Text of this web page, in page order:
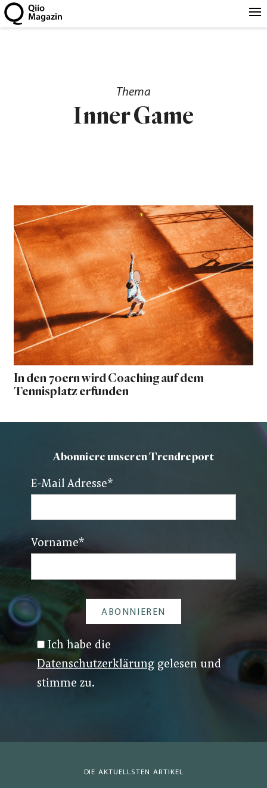
Thema
Inner Game
In den 70ern wird Coaching auf dem
Tennisplatz erfunden
Abonniere unseren Trendreport
E-Mail Adresse*
Vorname*
Ich habe die
Datenschutzerklärung gelesen und
stimme zu.
DIE AKTUELLSTEN ARTIKEL